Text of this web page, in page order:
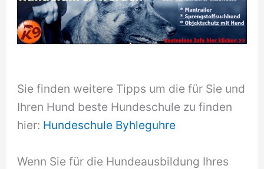
Sie finden weitere Tipps um die für Sie und
Ihren Hund beste Hundeschule zu finden
hier: Hundeschule Byhleguhre
Wenn Sie für die Hundeausbildung Ihres